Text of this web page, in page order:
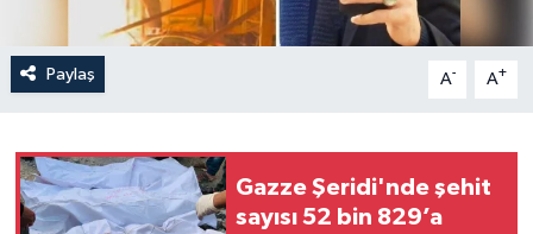
Paylaş A- A+
Gazze Şeridi'nde şehit
sayısı 52 bin 829’a
Yaşam